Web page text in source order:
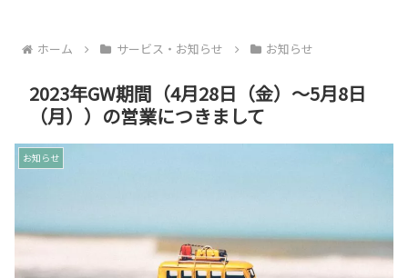
ホーム サービス・お知らせ お知らせ
2023年GW期間（4月28日（金）～5月8日
（月））の営業につきまして
お知らせ